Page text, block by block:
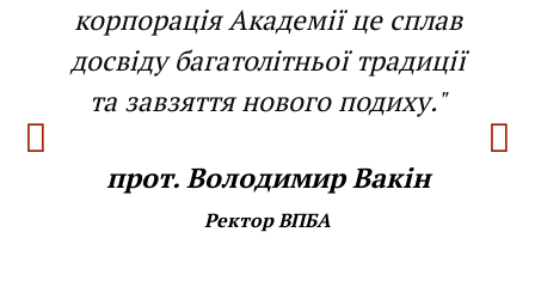
корпорація Академії це сплав
досвіду багатолітньої традиції
та завзяття нового подиху."
прот. Володимир Вакін
Ректор ВПБА